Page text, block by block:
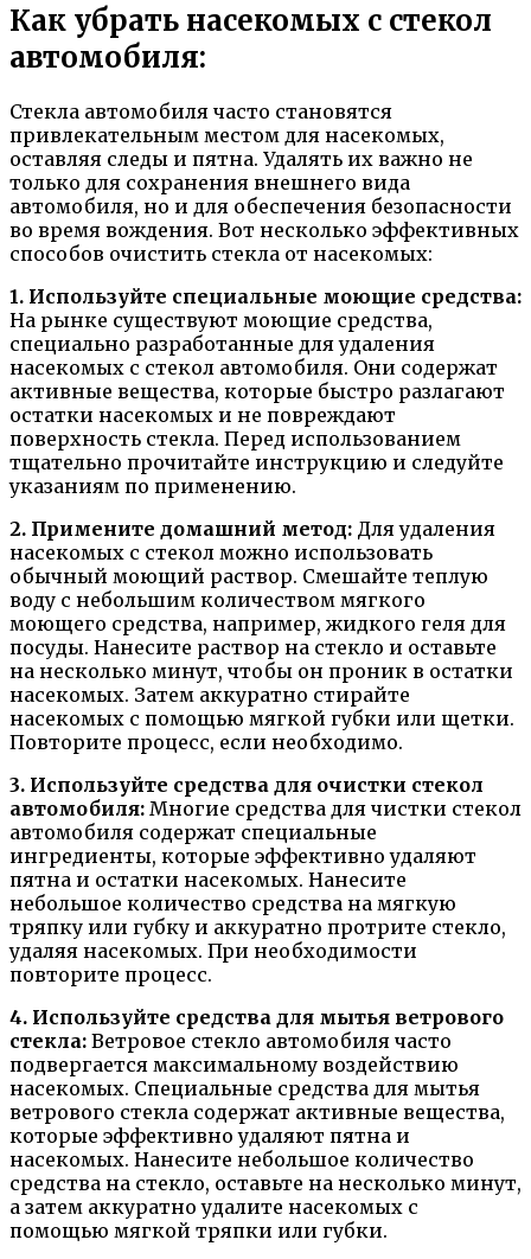
Как убрать насекомых с стекол
автомобиля:
Стекла автомобиля часто становятся
привлекательным местом для насекомых,
оставляя следы и пятна. Удалять их важно не
только для сохранения внешнего вида
автомобиля, но и для обеспечения безопасности
во время вождения. Вот несколько эффективных
способов очистить стекла от насекомых:
1. Используйте специальные моющие средства:
На рынке существуют моющие средства,
специально разработанные для удаления
насекомых с стекол автомобиля. Они содержат
активные вещества, которые быстро разлагают
остатки насекомых и не повреждают
поверхность стекла. Перед использованием
тщательно прочитайте инструкцию и следуйте
указаниям по применению.
2. Примените домашний метод: Для удаления
насекомых с стекол можно использовать
обычный моющий раствор. Смешайте теплую
воду с небольшим количеством мягкого
моющего средства, например, жидкого геля для
посуды. Нанесите раствор на стекло и оставьте
на несколько минут, чтобы он проник в остатки
насекомых. Затем аккуратно стирайте
насекомых с помощью мягкой губки или щетки.
Повторите процесс, если необходимо.
3. Используйте средства для очистки стекол
автомобиля: Многие средства для чистки стекол
автомобиля содержат специальные
ингредиенты, которые эффективно удаляют
пятна и остатки насекомых. Нанесите
небольшое количество средства на мягкую
тряпку или губку и аккуратно протрите стекло,
удаляя насекомых. При необходимости
повторите процесс.
4. Используйте средства для мытья ветрового
стекла: Ветровое стекло автомобиля часто
подвергается максимальному воздействию
насекомых. Специальные средства для мытья
ветрового стекла содержат активные вещества,
которые эффективно удаляют пятна и
насекомых. Нанесите небольшое количество
средства на стекло, оставьте на несколько минут,
а затем аккуратно удалите насекомых с
помощью мягкой тряпки или губки.